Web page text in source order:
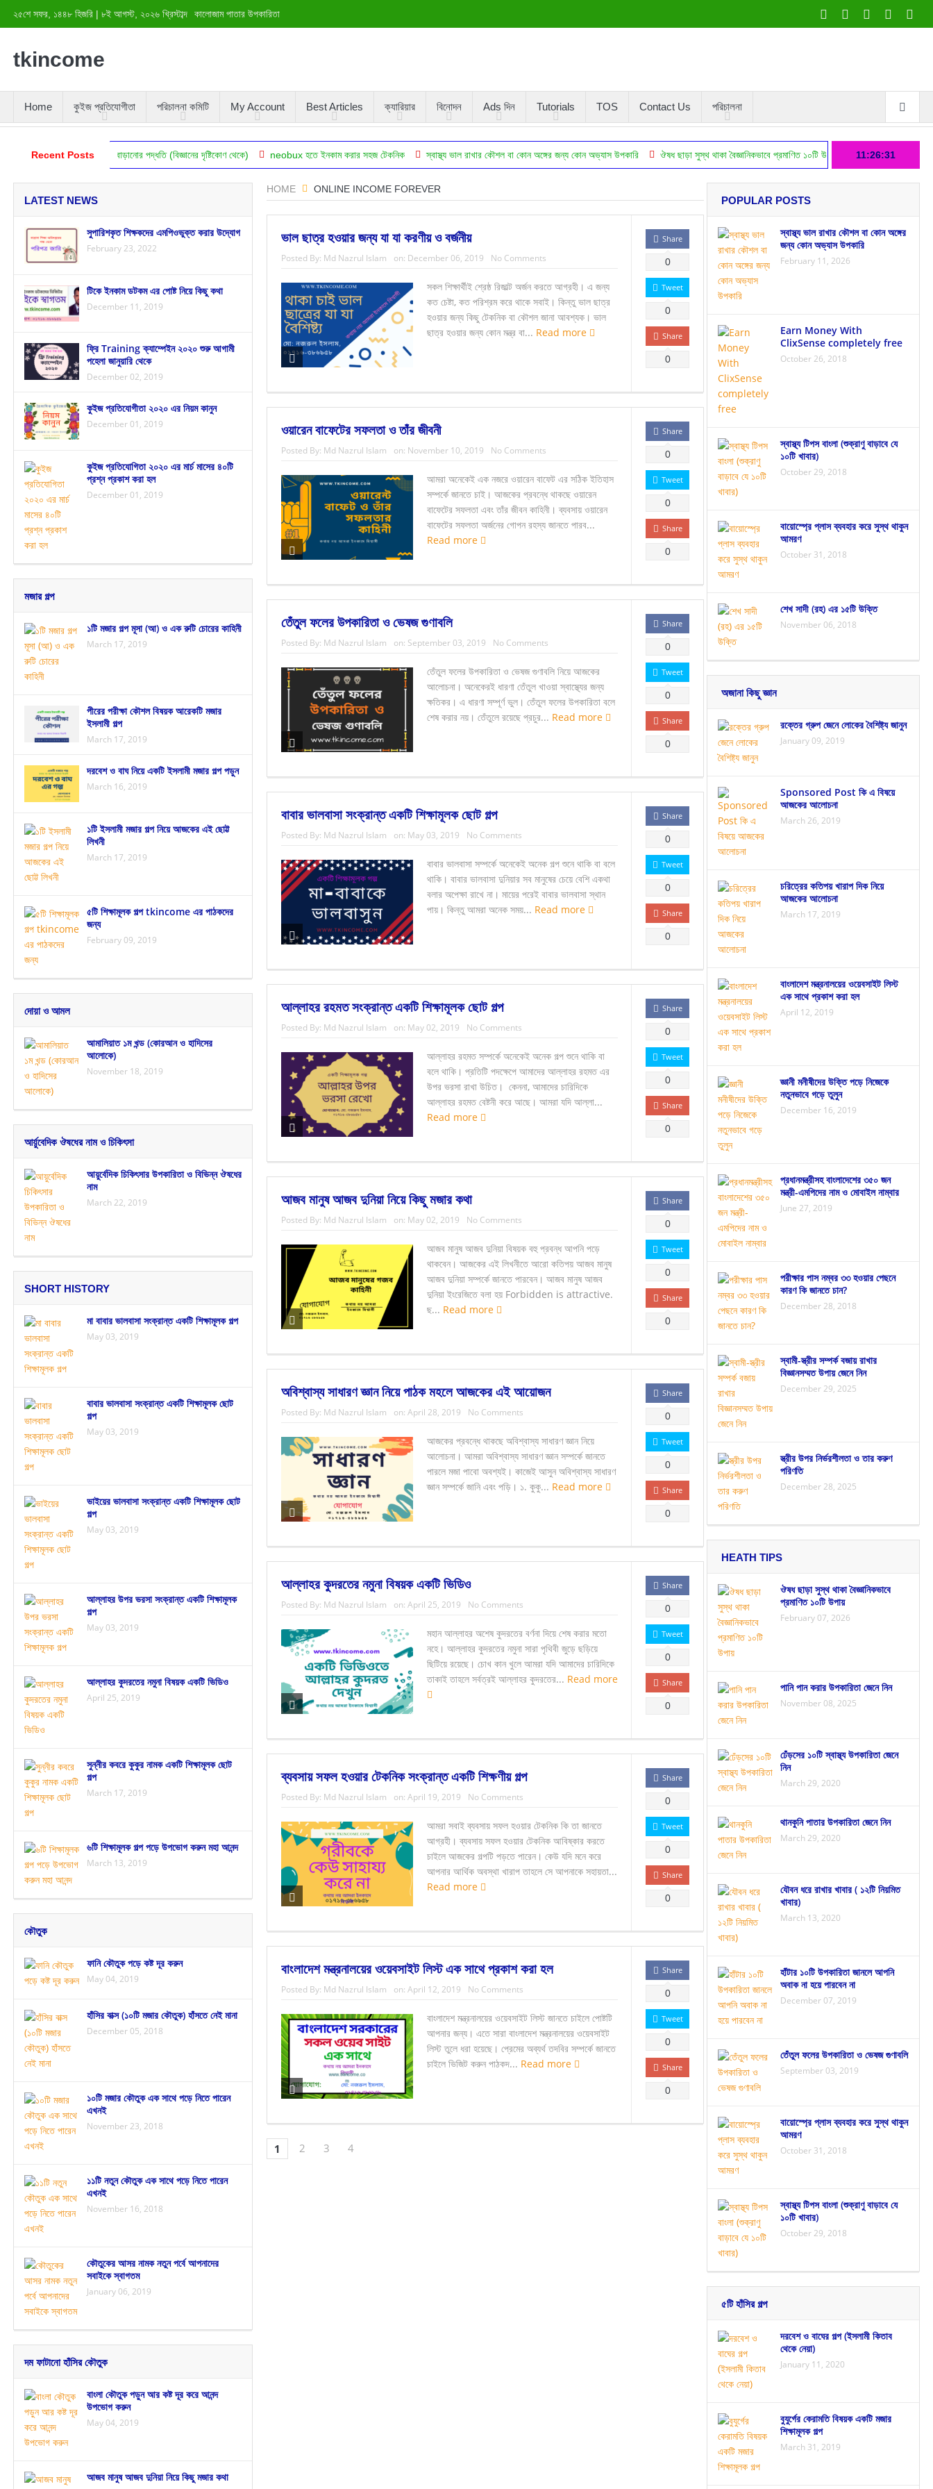
২৫শে সফর, ১৪৪৮ হিজরি | ৮ই আগস্ট, ২০২৬ খ্রিস্টাব্দ কালোজাম পাতার উপকারিতা
tkincome
Home কুইজ প্রতিযোগীতা পরিচালনা কমিটি My Account Best Articles ক্যারিয়ার বিনোদন Ads দিন Tutorials TOS Contact Us পরিচালনা
Recent Posts
স্বরণশক্তি বাড়ানোর পদ্ধতি (বিজ্ঞানের দৃষ্টিকোণ থেকে) neobux হতে ইনকাম করার সহজ টেকনিক স্বাস্থ্য ভাল রাখার কৌশল বা কোন অঙ্গের জন্য কোন অভ্যাস উপকারি ঔষধ ছাড়া সুস্থ থাকা বৈজ্ঞানিকভাবে প্রমাণিত ১০টি উপায় ব্যবসায় লোন গ্রহন ও তার লাভ ক্ষতির
11:26:32
HOME ONLINE INCOME FOREVER
ভাল ছাত্র হওয়ার জন্য যা যা করণীয় ও বর্জনীয়
Posted By: Md Nazrul Islam on: December 06, 2019 No Comments
সকল শিক্ষার্থীই শ্রেষ্ঠ রিজাল্ট অর্জন করতে আগ্রহী। এ জন্য
কত চেষ্টা, কত পরিশ্রম করে থাকে সবাই। কিন্তু ভাল ছাত্র
হওয়ার জন্য কিছু টেকনিক বা কৌশল জানা আবশ্যক। ভাল
ছাত্র হওয়ার জন্য কোন মন্ত্র বা... Read more
Share
0
Tweet
0
Share
0
ওয়ারেন বাফেটের সফলতা ও তাঁর জীবনী
Posted By: Md Nazrul Islam on: November 10, 2019 No Comments
আমরা অনেকেই এক নজরে ওয়ারেন বাফেট এর সঠিক ইতিহাস
সম্পর্কে জানতে চাই। আজকের প্রবন্ধে থাকছে ওয়ারেন
বাফেটের সফলতা এবং তাঁর জীবন কাহিনী। ব্যবসায় ওয়ারেন
বাফেটের সফলতা অর্জনের গোপন রহস্য জানতে পারব...
Read more
Share
0
Tweet
0
Share
0
তেঁতুল ফলের উপকারিতা ও ভেষজ গুণাবলি
Posted By: Md Nazrul Islam on: September 03, 2019 No Comments
তেঁতুল ফলের উপকারিতা ও ভেষজ গুণাবলি নিয়ে আজকের
আলোচনা। অনেকেরই ধারণা তেঁতুল খাওয়া স্বাস্থ্যের জন্য
ক্ষতিকর। এ ধারণা সম্পূর্ণ ভুল। তেঁতুল ফলের উপকারিতা বলে
শেষ করার নয়। তেঁতুলে রয়েছে প্রচুর... Read more
Share
0
Tweet
0
Share
0
বাবার ভালবাসা সংক্রান্ত একটি শিক্ষামূলক ছোট গল্প
Posted By: Md Nazrul Islam on: May 03, 2019 No Comments
বাবার ভালবাসা সম্পর্কে অনেকেই অনেক গল্প শুনে থাকি বা বলে
থাকি। বাবার ভালবাসা দুনিয়ার সব মানুষের চেয়ে বেশি একথা
বলার অপেক্ষা রাখে না। মায়ের পরেই বাবার ভালবাসা স্থান
পায়। কিন্তু আমরা অনেক সময়... Read more
Share
0
Tweet
0
Share
0
আল্লাহর রহমত সংক্রান্ত একটি শিক্ষামূলক ছোট গল্প
Posted By: Md Nazrul Islam on: May 02, 2019 No Comments
আল্লাহর রহমত সম্পর্কে অনেকেই অনেক গল্প শুনে থাকি বা
বলে থাকি। প্রতিটি পদক্ষেপে আমাদের আল্লাহর রহমত এর
উপর ভরসা রাখা উচিত। কেননা, আমাদের চারিদিকে
আল্লাহর রহমত বেষ্টনী করে আছে। আমরা যদি আল্লা...
Read more
Share
0
Tweet
0
Share
0
আজব মানুষ আজব দুনিয়া নিয়ে কিছু মজার কথা
Posted By: Md Nazrul Islam on: May 02, 2019 No Comments
আজব মানুষ আজব দুনিয়া বিষয়ক বহু প্রবন্ধ আপনি পড়ে
থাকবেন। আজকের এই লিখনীতে আরো কতিপয় আজব মানুষ
আজব দুনিয়া সম্পর্কে জানতে পারবেন। আজব মানুষ আজব
দুনিয়া ইংরেজিতে বলা হয় Forbidden is attractive.
ছ... Read more
Share
0
Tweet
0
Share
0
অবিশ্বাস্য সাধারণ জ্ঞান নিয়ে পাঠক মহলে আজকের এই আয়োজন
Posted By: Md Nazrul Islam on: April 28, 2019 No Comments
আজকের প্রবন্ধে থাকছে অবিশ্বাস্য সাধারণ জ্ঞান নিয়ে
আলোচনা। আমরা অবিশ্বাস্য সাধারণ জ্ঞান সম্পর্কে জানতে
পারলে মজা পাবো অবশ্যই। কাজেই আসুন অবিশ্বাস্য সাধারণ
জ্ঞান সম্পর্কে জানি এবং পড়ি। ১. কুকু... Read more
Share
0
Tweet
0
Share
0
আল্লাহর কুদরতের নমুনা বিষয়ক একটি ভিডিও
Posted By: Md Nazrul Islam on: April 25, 2019 No Comments
মহান আল্লাহর অশেষ কুদরতের বর্ণনা দিয়ে শেষ করার মতো
নহে। আল্লাহর কুদরতের নমুনা সারা পৃথিবী জুড়ে ছড়িয়ে
ছিটিয়ে রয়েছে। চোখ কান খুলে আমরা যদি আমাদের চারিদিকে
তাকাই তাহলে সর্বত্রই আল্লাহর কুদরতের... Read more
Share
0
Tweet
0
Share
0
ব্যবসায় সফল হওয়ার টেকনিক সংক্রান্ত একটি শিক্ষণীয় গল্প
Posted By: Md Nazrul Islam on: April 19, 2019 No Comments
আমরা সবাই ব্যবসায় সফল হওয়ার টেকনিক কি তা জানতে
আগ্রহী। ব্যবসায় সফল হওয়ার টেকনিক আবিষ্কার করতে
চাইলে আজকের গল্পটি পড়তে পারেন। কেউ যদি মনে করে
আপনার আর্থিক অবস্থা খারাপ তাহলে সে আপনাকে সহায়তা...
Read more
Share
0
Tweet
0
Share
0
বাংলাদেশ মন্ত্রনালয়ের ওয়েবসাইট লিস্ট এক সাথে প্রকাশ করা হল
Posted By: Md Nazrul Islam on: April 12, 2019 No Comments
বাংলাদেশ মন্ত্রনালয়ের ওয়েবসাইট লিস্ট জানতে চাইলে পোষ্টটি
আপনার জন্য। এতে সারা বাংলাদেশ মন্ত্রনালয়ের ওয়েবসাইট
লিস্ট তুলে ধরা হয়েছে। প্রেমের অব্যর্থ তদবির সম্পর্কে জানতে
চাইলে ভিজিট করুন পাঠকদ... Read more
Share
0
Tweet
0
Share
0
1 2 3 4
LATEST NEWS
সুপারিশকৃত শিক্ষকদের এমপিওভুক্ত করার উদ্যোগ
February 23, 2022
টিকে ইনকাম ডটকম এর পোষ্ট নিয়ে কিছু কথা
December 11, 2019
ফ্রি Training ক্যাম্পেইন ২০২০ শুরু আগামী
পহেলা জানুয়ারি থেকে
December 02, 2019
কুইজ প্রতিযোগীতা ২০২০ এর নিয়ম কানুন
December 01, 2019
কুইজ প্রতিযোগিতা ২০২০ এর মার্চ মাসের ৪০টি
প্রশ্ন প্রকাশ করা হল
December 01, 2019
মজার গল্প
১টি মজার গল্প মূসা (আ) ও এক রুটি চোরের কাহিনী
March 17, 2019
পীরের পরীক্ষা কৌশল বিষয়ক আরেকটি মজার
ইসলামী গল্প
March 17, 2019
দরবেশ ও বাঘ নিয়ে একটি ইসলামী মজার গল্প পড়ুন
March 16, 2019
১টি ইসলামী মজার গল্প নিয়ে আজকের এই ছোট্ট
লিখনী
March 17, 2019
৫টি শিক্ষামূলক গল্প tkincome এর পাঠকদের
জন্য
February 09, 2019
দোয়া ও আমল
আমালিয়াত ১ম খন্ড (কোরআন ও হাদিসের
আলোকে)
November 18, 2019
আর্য়ুবেদিক ঔষধের নাম ও চিকিৎসা
আয়ুর্বেদিক চিকিৎসার উপকারিতা ও বিভিন্ন ঔষধের
নাম
March 22, 2019
SHORT HISTORY
মা বাবার ভালবাসা সংক্রান্ত একটি শিক্ষামূলক গল্প
May 03, 2019
বাবার ভালবাসা সংক্রান্ত একটি শিক্ষামূলক ছোট
গল্প
May 03, 2019
ভাইয়ের ভালবাসা সংক্রান্ত একটি শিক্ষামূলক ছোট
গল্প
May 03, 2019
আল্লাহর উপর ভরসা সংক্রান্ত একটি শিক্ষামূলক
গল্প
May 03, 2019
আল্লাহর কুদরতের নমুনা বিষয়ক একটি ভিডিও
April 25, 2019
সুন্নীর কবরে কুকুর নামক একটি শিক্ষামূলক ছোট
গল্প
March 17, 2019
৬টি শিক্ষামূলক গল্প পড়ে উপভোগ করুন মহা আনন্দ
March 13, 2019
কৌতুক
ফানি কৌতুক পড়ে কষ্ট দূর করুন
May 04, 2019
হাঁসির বাক্স (১০টি মজার কৌতুক) হাঁসতে নেই মানা
December 05, 2018
১০টি মজার কৌতুক এক সাথে পড়ে নিতে পারেন
এখনই
November 23, 2018
১১টি নতুন কৌতুক এক সাথে পড়ে নিতে পারেন
এখনই
November 16, 2018
কৌতুকের আসর নামক নতুন পর্বে আপনাদের
সবাইকে স্বাগতম
January 06, 2019
দম ফাটানো হাঁসির কৌতুক
বাংলা কৌতুক পড়ুন আর কষ্ট দূর করে আনন্দ
উপভোগ করুন
May 04, 2019
আজব মানুষ আজব দুনিয়া নিয়ে কিছু মজার কথা
POPULAR POSTS
স্বাস্থ্য ভাল রাখার কৌশল বা কোন অঙ্গের
জন্য কোন অভ্যাস উপকারি
February 11, 2026
Earn Money With
ClixSense completely free
October 26, 2018
স্বাস্থ্য টিপস বাংলা (শুক্রাণু বাড়াবে যে
১০টি খাবার)
October 29, 2018
বায়োস্প্রে প্লাস ব্যবহার করে সুস্থ থাকুন
আমরণ
October 31, 2018
শেখ সাদী (রহ) এর ১৫টি উক্তি
November 06, 2018
অজানা কিছু জ্ঞান
রক্তের গ্রুপ জেনে লোকের বৈশিষ্ট্য জানুন
January 09, 2019
Sponsored Post কি এ বিষয়ে
আজকের আলোচনা
March 26, 2019
চরিত্রের কতিপয় খারাপ দিক নিয়ে
আজকের আলোচনা
March 17, 2019
বাংলাদেশ মন্ত্রনালয়ের ওয়েবসাইট লিস্ট
এক সাথে প্রকাশ করা হল
April 12, 2019
জ্ঞানী মনীষীদের উক্তি পড়ে নিজেকে
নতুনভাবে গড়ে তুলুন
December 16, 2019
প্রধানমন্ত্রীসহ বাংলাদেশের ৩৫০ জন
মন্ত্রী-এমপিদের নাম ও মোবাইল নাম্বার
June 27, 2019
পরীক্ষার পাস নম্বর ৩৩ হওয়ার পেছনে
কারণ কি জানতে চান?
December 28, 2018
স্বামী-স্ত্রীর সম্পর্ক বজায় রাখার
বিজ্ঞানসম্মত উপায় জেনে নিন
December 29, 2025
স্ত্রীর উপর নির্ভরশীলতা ও তার করুণ
পরিণতি
December 28, 2025
HEATH TIPS
ঔষধ ছাড়া সুস্থ থাকা বৈজ্ঞানিকভাবে
প্রমাণিত ১০টি উপায়
February 07, 2026
পানি পান করার উপকারিতা জেনে নিন
November 08, 2025
ঢেঁড়সের ১০টি স্বাস্থ্য উপকারিতা জেনে
নিন
March 29, 2020
থানকুনি পাতার উপকারিতা জেনে নিন
March 29, 2020
যৌবন ধরে রাখার খাবার ( ১২টি নিয়মিত
খাবার)
March 13, 2020
হাঁটার ১০টি উপকারিতা জানলে আপনি
অবাক না হয়ে পারবেন না
December 07, 2019
তেঁতুল ফলের উপকারিতা ও ভেষজ গুণাবলি
September 03, 2019
বায়োস্প্রে প্লাস ব্যবহার করে সুস্থ থাকুন
আমরণ
October 31, 2018
স্বাস্থ্য টিপস বাংলা (শুক্রাণু বাড়াবে যে
১০টি খাবার)
October 29, 2018
৫টি হাঁসির গল্প
দরবেশ ও বাঘের গল্প (ইসলামী কিতাব
থেকে নেয়া)
January 11, 2020
বুযুর্গের কেরামতি বিষয়ক একটি মজার
শিক্ষামূলক গল্প
March 31, 2019